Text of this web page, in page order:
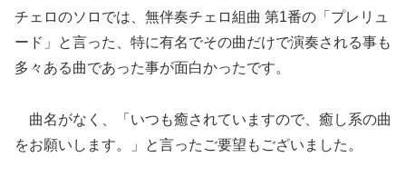
チェロのソロでは、無伴奏チェロ組曲 第1番の「プレリュ
ード」と言った、特に有名でその曲だけで演奏される事も
多々ある曲であった事が面白かったです。
曲名がなく、「いつも癒されていますので、癒し系の曲
をお願いします。」と言ったご要望もございました。